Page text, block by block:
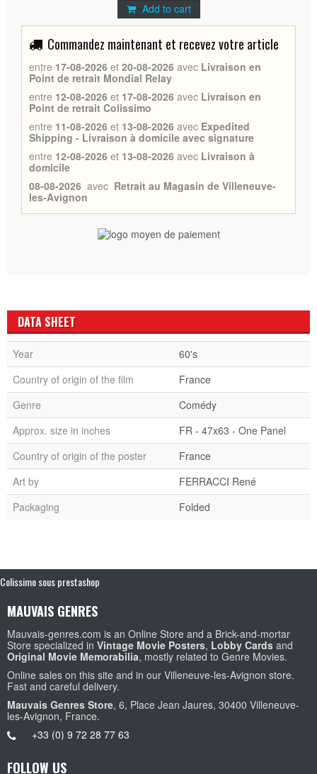
Add to cart
Commandez maintenant et recevez votre article
entre 17-08-2026 et 20-08-2026 avec Livraison en
Point de retrait Mondial Relay
entre 12-08-2026 et 17-08-2026 avec Livraison en
Point de retrait Colissimo
entre 11-08-2026 et 13-08-2026 avec Expedited
Shipping - Livraison à domicile avec signature
entre 12-08-2026 et 13-08-2026 avec Livraison à
domicile
08-08-2026 avec Retrait au Magasin de Villeneuve-
les-Avignon
DATA SHEET
Year
60's
Country of origin of the film
France
Genre
Comédy
Approx. size in inches
FR - 47x63 - One Panel
Country of origin of the poster
France
Art by
FERRACCI René
Packaging
Folded
Colissimo sous prestashop
MAUVAIS GENRES
Mauvais-genres.com is an Online Store and a Brick-and-mortar
Store specialized in Vintage Movie Posters, Lobby Cards and
Original Movie Memorabilia, mostly related to Genre Movies.
Online sales on this site and in our Villeneuve-les-Avignon store.
Fast and careful delivery.
Mauvais Genres Store, 6, Place Jean Jaures, 30400 Villeneuve-
les-Avignon, France.
+33 (0) 9 72 28 77 63
FOLLOW US